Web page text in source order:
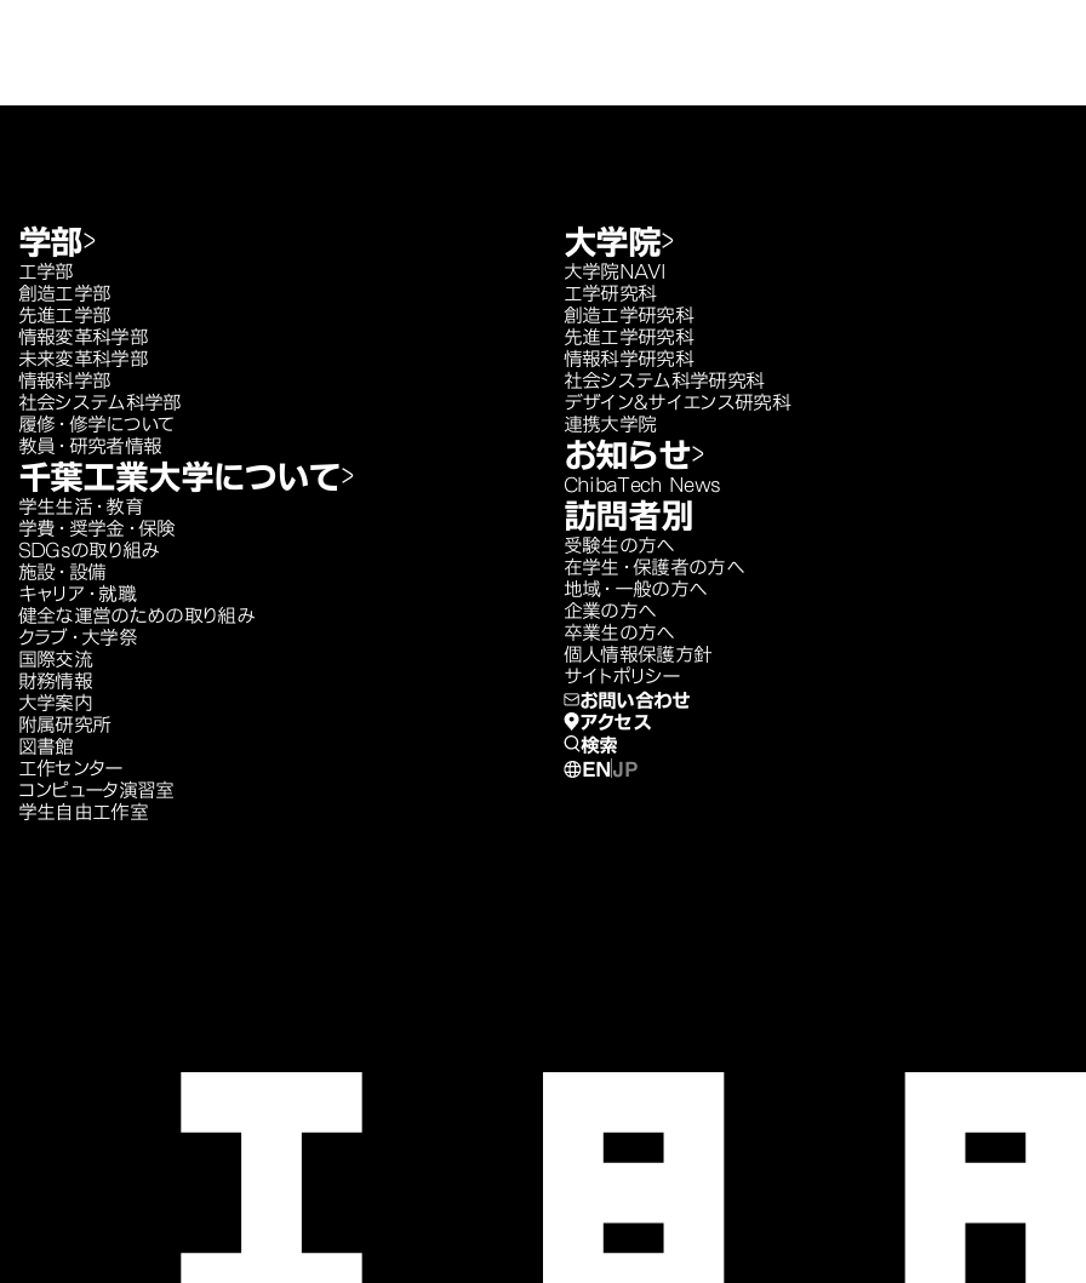
学部
工学部
創造工学部
先進工学部
情報変革科学部
未来変革科学部
情報科学部
社会システム科学部
履修・修学について
教員・研究者情報
千葉工業大学について
学生生活・教育
学費・奨学金・保険
SDGsの取り組み
施設・設備
キャリア・就職
健全な運営のための取り組み
クラブ・大学祭
国際交流
財務情報
大学案内
附属研究所
図書館
工作センター
コンピュータ演習室
学生自由工作室
大学院
大学院NAVI
工学研究科
創造工学研究科
先進工学研究科
情報科学研究科
社会システム科学研究科
デザイン＆サイエンス研究科
連携大学院
お知らせ
ChibaTech News
訪問者別
受験生の方へ
在学生・保護者の方へ
地域・一般の方へ
企業の方へ
卒業生の方へ
個人情報保護方針
サイトポリシー
お問い合わせ
アクセス
検索
ENJP